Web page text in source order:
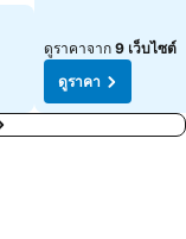
ดูราคาจาก 9 เว็บไซต์
ดูราคา